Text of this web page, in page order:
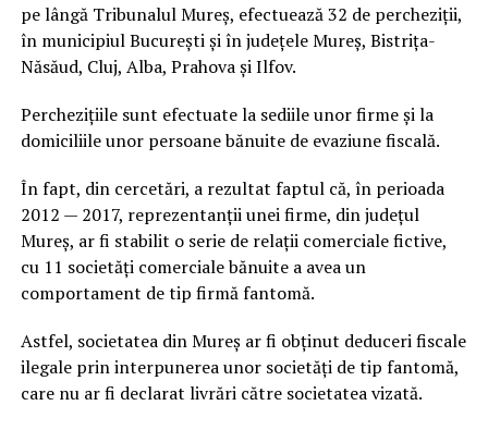
pe lângă Tribunalul Mureș, efectuează 32 de percheziții,
în municipiul București și în județele Mureș, Bistrița-
Năsăud, Cluj, Alba, Prahova și Ilfov.
Perchezițiile sunt efectuate la sediile unor firme și la
domiciliile unor persoane bănuite de evaziune fiscală.
În fapt, din cercetări, a rezultat faptul că, în perioada
2012 — 2017, reprezentanții unei firme, din județul
Mureș, ar fi stabilit o serie de relații comerciale fictive,
cu 11 societăți comerciale bănuite a avea un
comportament de tip firmă fantomă.
Astfel, societatea din Mureș ar fi obținut deduceri fiscale
ilegale prin interpunerea unor societăți de tip fantomă,
care nu ar fi declarat livrări către societatea vizată.